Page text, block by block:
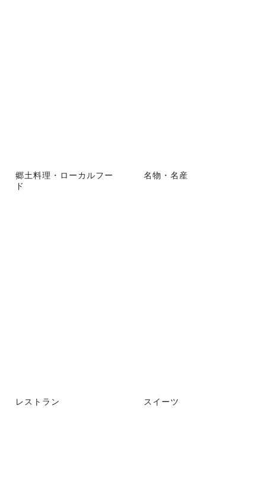
郷土料理・ローカルフー
ド
名物・名産
レストラン スイーツ